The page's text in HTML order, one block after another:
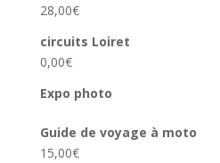
28,00€
circuits Loiret
0,00€
Expo photo
Guide de voyage à moto
15,00€